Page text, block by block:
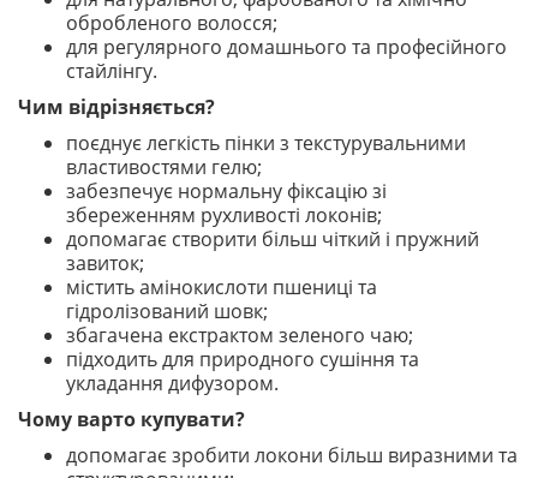
обробленого волосся;
для регулярного домашнього та професійного
стайлінгу.
Чим відрізняється?
поєднує легкість пінки з текстурувальними
властивостями гелю;
забезпечує нормальну фіксацію зі
збереженням рухливості локонів;
допомагає створити більш чіткий і пружний
завиток;
містить амінокислоти пшениці та
гідролізований шовк;
збагачена екстрактом зеленого чаю;
підходить для природного сушіння та
укладання дифузором.
Чому варто купувати?
допомагає зробити локони більш виразними та